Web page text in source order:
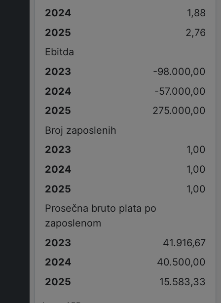
1,88
2,76
Ebitda
-98.000,00
-57.000,00
275.000,00
Broj zaposlenih
1,00
1,00
1,00
Prosečna bruto plata po
zaposlenom
41.916,67
40.500,00
15.583,33